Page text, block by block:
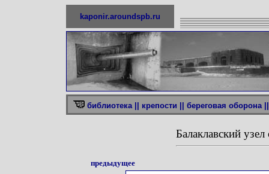
kaponir.aroundspb.ru
библиотека || крепости || береговая оборона ||
Балаклавский
предыдущее